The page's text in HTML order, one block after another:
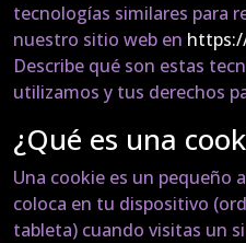
tecnologías similares para
nuestro sitio web en
Describe qué son estas
utilizamos y tus derechos
¿Qué es una
Una cookie es un pequeño
coloca en tu dispositivo
tableta) cuando visitas un